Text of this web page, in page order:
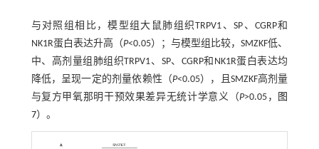
与对照组相比，模型组大鼠肺组织TRPV1、SP、CGRP和
NK1R蛋白表达升高（P<0.05）；与模型组比较，SMZKF低、
中、高剂量组肺组织TRPV1、SP、CGRP和NK1R蛋白表达均
降低，呈现一定的剂量依赖性（P<0.05），且SMZKF高剂量
与复方甲氧那明干预效果差异无统计学意义（P>0.05，
图
7）。